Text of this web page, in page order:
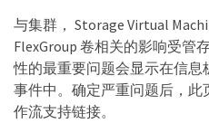
与集群， Storage Virtual
FlexGroup 卷相关的影响受管
性的最重要问题会显示在信
事件中。确定严重问题后，
作流支持链接。